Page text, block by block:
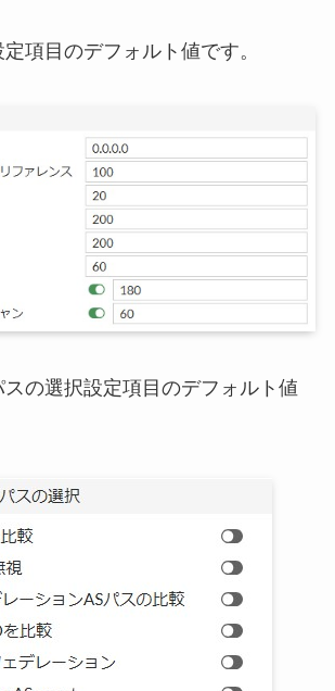
項目のデフォルト値です。
スの選択設定項目のデフォルト値